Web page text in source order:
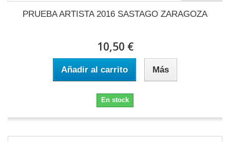
PRUEBA ARTISTA 2016 SASTAGO ZARAGOZA
10,50 €
Añadir al carrito Más
En stock